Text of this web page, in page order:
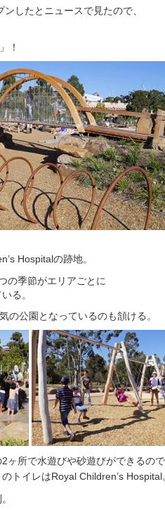
したとニュースで見たので、
！
Hospitalの跡地。
の季節がエリアごとに
る。
の公園となっているのも頷ける。
ヶ所で水遊びや砂遊びができるので
トイレはRoyal Children’s Hospital